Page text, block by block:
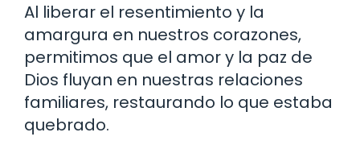
Al liberar el resentimiento y la
amargura en nuestros corazones,
permitimos que el amor y la paz de
Dios fluyan en nuestras relaciones
familiares, restaurando lo que estaba
quebrado.